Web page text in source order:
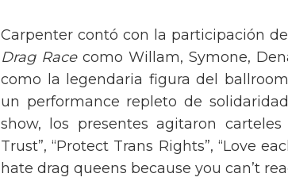
Carpenter contó con la participación
Drag Racecomo Willam, Symone,
como la legendaria figura del
un performance repleto de
show, los presentes agitaron
Trust”, “Protect Trans Rights”, “Love
hate drag queens because you can’t